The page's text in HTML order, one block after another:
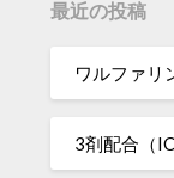
最近の投稿
ワルファリ
3剤配合（